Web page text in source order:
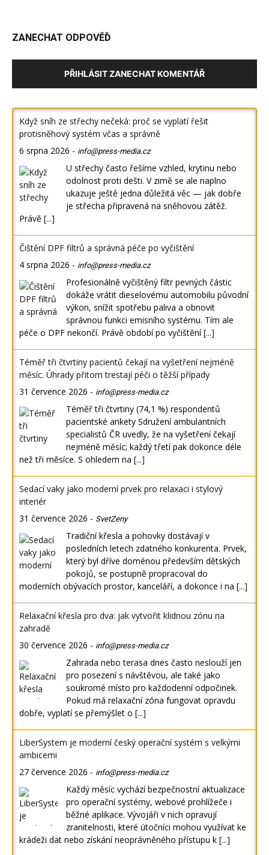
ZANECHAT ODPOVĚĎ
PŘIHLÁSIT ZANECHAT KOMENTÁŘ
Když sníh ze střechy nečeká: proč se vyplatí řešit
protisněhový systém včas a správně
6 srpna 2026 - info@press-media.cz
U střechy často řešíme vzhled, krytinu nebo
odolnost proti dešti. V zimě se ale naplno
ukazuje ještě jedna důležitá věc — jak dobře
je střecha připravená na sněhovou zátěž.
Právě [...]
Čištění DPF filtrů a správná péče po vyčištění
4 srpna 2026 - info@press-media.cz
Profesionálně vyčištěný filtr pevných částic
dokáže vrátit dieselovému automobilu původní
výkon, snížit spotřebu paliva a obnovit
správnou funkci emisního systému. Tím ale
péče o DPF nekončí. Právě období po vyčištění[...]
Téměř tři čtvrtiny pacientů čekají na vyšetření nejméně
měsíc. Úhrady přitom trestají péči o těžší případy
31 července 2026 - info@press-media.cz
Téměř tři čtvrtiny (74,1 %) respondentů
pacientské ankety Sdružení ambulantních
specialistů ČR uvedly, že na vyšetření čekají
nejméně měsíc; každý třetí pak dokonce déle
než tři měsíce. S ohledem na [...]
Sedací vaky jako moderní prvek pro relaxaci i stylový
interiér
31 července 2026 - SvetZeny
Tradiční křesla a pohovky dostávají v
posledních letech zdatného konkurenta. Prvek,
který byl dříve doménou především dětských
pokojů, se postupně propracoval do
moderních obývacích prostor, kanceláří, a dokonce i na [...]
Relaxační křesla pro dva: jak vytvořit klidnou zónu na
zahradě
30 července 2026 - info@press-media.cz
Zahrada nebo terasa dnes často neslouží jen
pro posezení s návštěvou, ale také jako
soukromé místo pro každodenní odpočinek.
Pokud má relaxační zóna fungovat opravdu
dobře, vyplatí se přemýšlet o [...]
LiberSystem je moderní český operační systém s velkými
ambicemi
27 července 2026 - info@press-media.cz
Každý měsíc vychází bezpečnostní aktualizace
pro operační systémy, webové prohlížeče i
běžné aplikace. Vývojáři v nich opravují
zranitelnosti, které útočníci mohou využívat ke
krádeži dat nebo získání neoprávněného přístupu k [...]